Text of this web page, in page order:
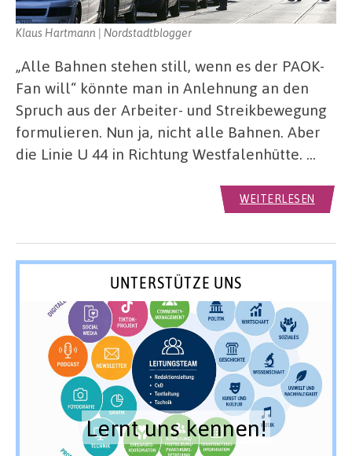
Klaus Hartmann | Nordstadtblogger
„Alle Bahnen stehen still, wenn es der PAOK-
Fan will“ könnte man in Anlehnung an den
Spruch aus der Arbeiter- und Streikbewegung
formulieren. Nun ja, nicht alle Bahnen. Aber
die Linie U 44 in Richtung Westfalenhütte. …
WEITERLESEN
UNTERSTÜTZE UNS
Lernt uns kennen!